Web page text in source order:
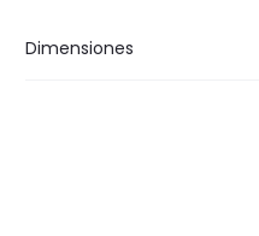
Dimensiones